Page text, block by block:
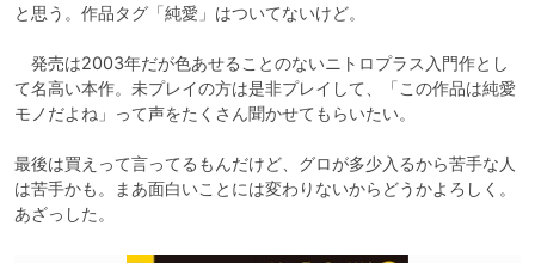
と思う。作品タグ「純愛」はついてないけど。
発売は2003年だが色あせることのないニトロプラス入門作とし
て名高い本作。未プレイの方は是非プレイして、「この作品は純愛
モノだよね」って声をたくさん聞かせてもらいたい。
最後は買えって言ってるもんだけど、グロが多少入るから苦手な人
は苦手かも。まあ面白いことには変わりないからどうかよろしく。
あざっした。